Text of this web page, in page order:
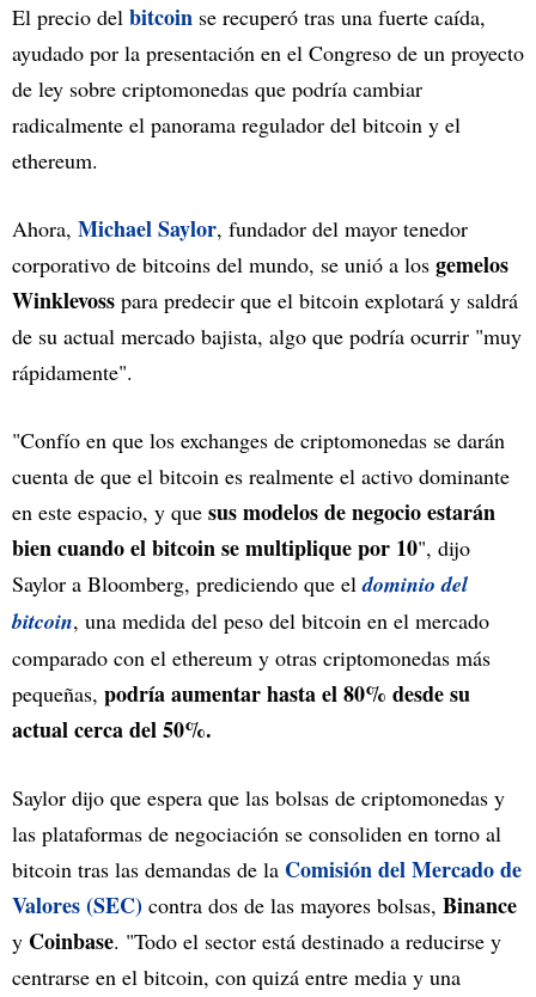
El precio del bitcoin se recuperó tras una fuerte caída,
ayudado por la presentación en el Congreso de un proyecto
de ley sobre criptomonedas que podría cambiar
radicalmente el panorama regulador del bitcoin y el
ethereum.
Ahora, Michael Saylor, fundador del mayor tenedor
corporativo de bitcoins del mundo, se unió a los gemelos
Winklevoss para predecir que el bitcoin explotará y saldrá
de su actual mercado bajista, algo que podría ocurrir "muy
rápidamente".
"Confío en que los exchanges de criptomonedas se darán
cuenta de que el bitcoin es realmente el activo dominante
en este espacio, y que sus modelos de negocio estarán
bien cuando el bitcoin se multiplique por 10", dijo
Saylor a Bloomberg, prediciendo que eldominio del
bitcoin, una medida del peso del bitcoin en el mercado
comparado con el ethereum y otras criptomonedas más
pequeñas, podría aumentar hasta el 80% desde su
actual cerca del 50%.
Saylor dijo que espera que las bolsas de criptomonedas y
las plataformas de negociación se consoliden en torno al
bitcoin tras las demandas de la Comisión del Mercado de
Valores (SEC) contra dos de las mayores bolsas, Binance
y Coinbase. "Todo el sector está destinado a reducirse y
centrarse en el bitcoin, con quizá entre media y una